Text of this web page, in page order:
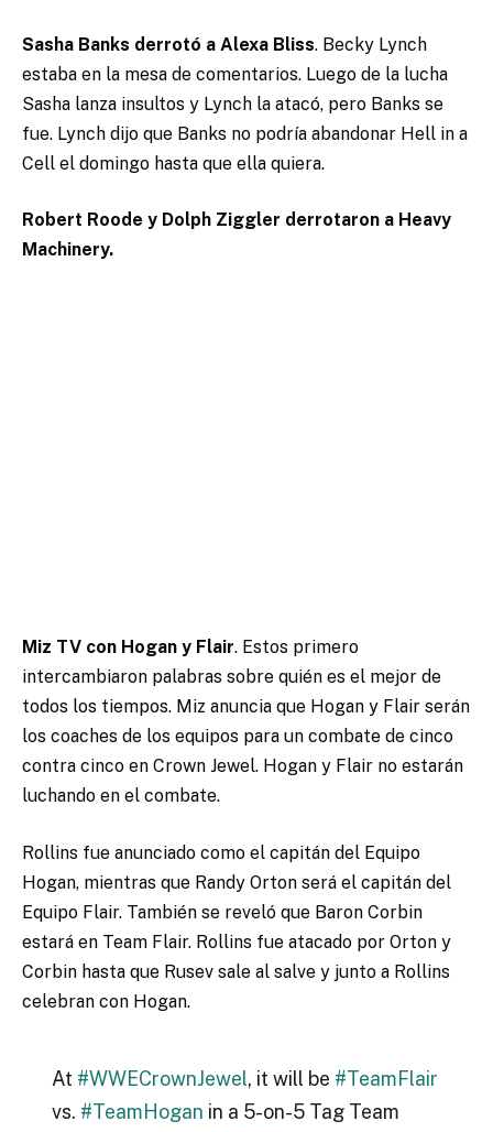
Sasha Banks derrotó a Alexa Bliss. Becky Lynch
estaba en la mesa de comentarios. Luego de la lucha
Sasha lanza insultos y Lynch la atacó, pero Banks se
fue. Lynch dijo que Banks no podría abandonar Hell in a
Cell el domingo hasta que ella quiera.
Robert Roode y Dolph Ziggler derrotaron a Heavy
Machinery.
Miz TV con Hogan y Flair. Estos primero
intercambiaron palabras sobre quién es el mejor de
todos los tiempos. Miz anuncia que Hogan y Flair serán
los coaches de los equipos para un combate de cinco
contra cinco en Crown Jewel. Hogan y Flair no estarán
luchando en el combate.
Rollins fue anunciado como el capitán del Equipo
Hogan, mientras que Randy Orton será el capitán del
Equipo Flair. También se reveló que Baron Corbin
estará en Team Flair. Rollins fue atacado por Orton y
Corbin hasta que Rusev sale al salve y junto a Rollins
celebran con Hogan.
At #WWECrownJewel, it will be #TeamFlair
vs. #TeamHogan in a 5-on-5 Tag Team